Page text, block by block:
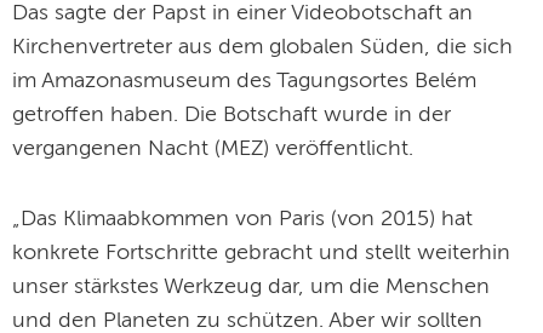
Das sagte der Papst in einer Videobotschaft an
Kirchenvertreter aus dem globalen Süden, die sich
im Amazonasmuseum des Tagungsortes Belém
getroffen haben. Die Botschaft wurde in der
vergangenen Nacht (MEZ) veröffentlicht.
„Das Klimaabkommen von Paris (von 2015) hat
konkrete Fortschritte gebracht und stellt weiterhin
unser stärkstes Werkzeug dar, um die Menschen
und den Planeten zu schützen. Aber wir sollten